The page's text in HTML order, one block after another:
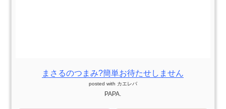
まさるのつまみ?簡単お待たせしません
posted with カエレバ
PAPA.